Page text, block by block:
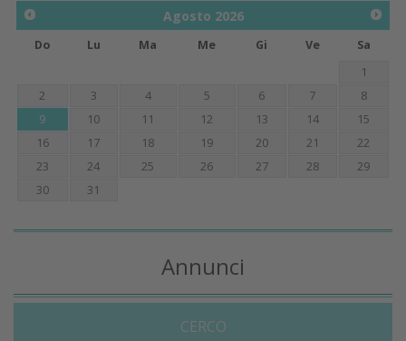
Agosto 2026
Do Lu Ma Me Gi Ve
Sa
1
2
3 4 5 6 7
8
9
10 11 12 13 14
15
16
17 18 19 20 21
22
23
24 25 26 27 28
29
30
31
Annunci
CERCO